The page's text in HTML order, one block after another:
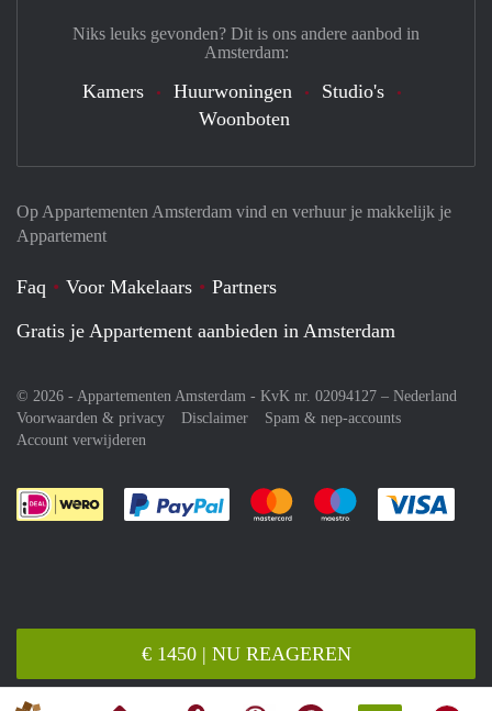
€ 1450 | NU REAGEREN
Op Appartementen Amsterdam vind en verhuur je makkelijk je
Appartement
Faq Voor Makelaars
Partners
Gratis je Appartement aanbieden in Amsterdam
© 2026 - Appartementen Amsterdam - KvK nr. 02094127 – Nederland
Voorwaarden & privacy
Disclaimer
Spam & nep-accounts
Account verwijderen
Je rekent gemakkelijk af met Paypal
Je rekent gemakkelijk af met
Je rekent
Niks leuks gevonden? Dit is ons andere aanbod in
Amsterdam:
Kamers Huurwoningen
Studio's
Woonboten